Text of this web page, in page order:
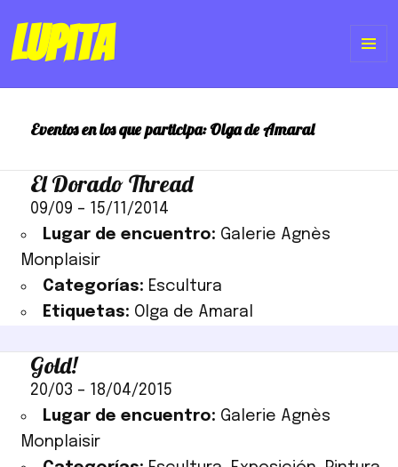
Lupita
Eventos en los que participa:Olga de Amaral
El Dorado Thread
09/09 – 15/11/2014
Lugar de encuentro: Galerie Agnès
Monplaisir
Categorías: Escultura
Etiquetas: Olga de Amaral
Gold!
20/03 – 18/04/2015
Lugar de encuentro: Galerie Agnès
Monplaisir